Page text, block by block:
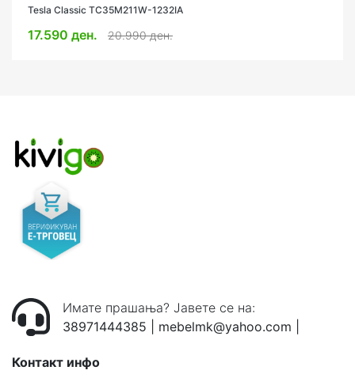
Tesla Classic TC35M211W-1232IA
17.590 ден. 20.990 ден.
Имате прашања? Јавете се на:
38971444385
mebelmk@yahoo.com
Контакт инфо